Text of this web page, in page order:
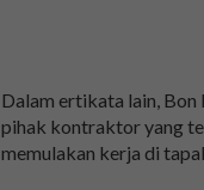
Dalam ertikata lain, Bon
pihak kontraktor yang
memulakan kerja di